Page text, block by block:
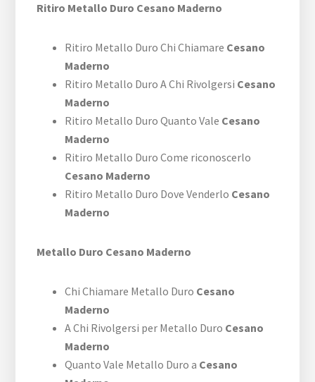
Ritiro Metallo Duro Cesano Maderno
Ritiro Metallo Duro Chi Chiamare Cesano
Maderno
Ritiro Metallo Duro A Chi Rivolgersi Cesano
Maderno
Ritiro Metallo Duro Quanto Vale Cesano
Maderno
Ritiro Metallo Duro Come riconoscerlo
Cesano Maderno
Ritiro Metallo Duro Dove Venderlo Cesano
Maderno
Metallo Duro Cesano Maderno
Chi Chiamare Metallo Duro Cesano
Maderno
A Chi Rivolgersi per Metallo Duro Cesano
Maderno
Quanto Vale Metallo Duro a Cesano